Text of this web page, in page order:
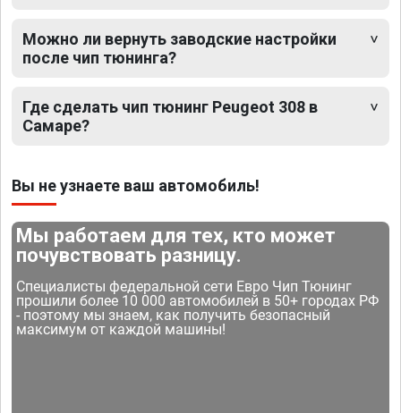
Можно ли вернуть заводские настройки
после чип тюнинга?
Где сделать чип тюнинг Peugeot 308 в
Самаре?
Вы не узнаете ваш автомобиль!
Мы работаем для тех, кто может
почувствовать разницу.
Специалисты федеральной сети Евро Чип Тюнинг
прошили более 10 000 автомобилей в 50+ городах РФ
- поэтому мы знаем, как получить безопасный
максимум от каждой машины!